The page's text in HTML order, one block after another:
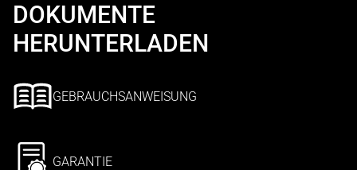
DOKUMENTE
HERUNTERLADEN
GEBRAUCHSANWEISUNG
GARANTIE